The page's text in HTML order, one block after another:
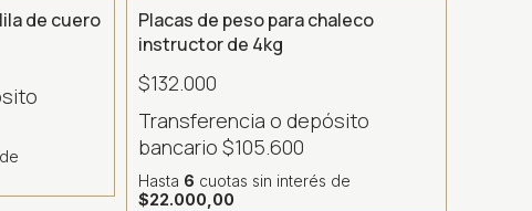
de cuero
de
Placas de peso para chaleco
instructor de 4kg
$132.000
Transferencia o depósito
bancario $105.600
Hasta 6 cuotas sin interés de
$22.000,00